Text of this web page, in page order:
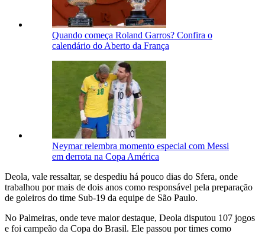
Quando começa Roland Garros? Confira o
calendário do Aberto da França
Neymar relembra momento especial com Messi
em derrota na Copa América
Deola, vale ressaltar, se despediu há pouco dias do Sfera, onde
trabalhou por mais de dois anos como responsável pela preparação
de goleiros do time Sub-19 da equipe de São Paulo.
No Palmeiras, onde teve maior destaque, Deola disputou 107 jogos
e foi campeão da Copa do Brasil. Ele passou por times como